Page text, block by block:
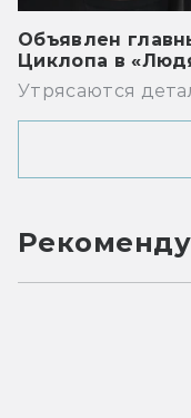
Объявлен
Циклопа в
Утрясаются